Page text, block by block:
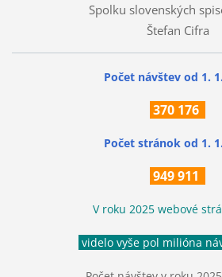
Spolku slovenských
Štefan Cifra
Počet návštev od 1.
370 176
Počet stránok od 1.
949 911
V roku 2025 webové
videlo vyše pol milióna